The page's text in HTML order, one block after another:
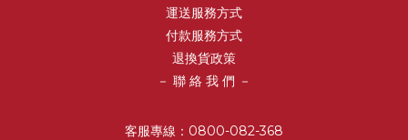
運送服務方式
付款服務方式
退換貨政策
－ 聯 絡 我 們 －
客服專線：0800-082-368